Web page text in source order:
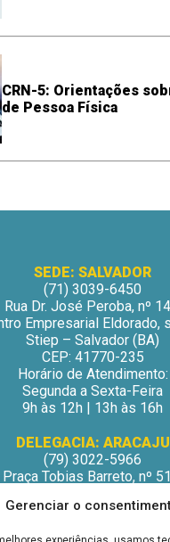
Gerenciar o
CRN-5: Orientações
de Pessoa Física
SEDE: SALVADOR
(71) 3039-6450
Rua Dr. José Peroba, nº
Empresarial Eldorado,
Stiep – Salvador (BA)
CEP: 41770-235
Horário de Atendimento:
Segunda a Sexta-Feira
9h às 12h | 13h às 16h
DELEGACIA: ARACAJU
(79) 3022-5966
Praça Tobias Barreto, nº
São José – Aracaju/SE